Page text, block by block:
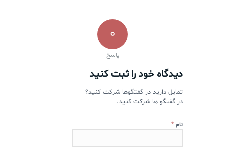
0
پاسخ
دیدگاه خود را ثبت کنید
تمایل دارید در گفتگوها شرکت کنید؟
در گفتگو ها شرکت کنید.
نام *